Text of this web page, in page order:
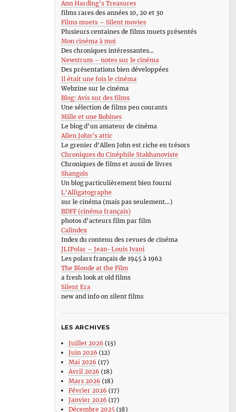
Ann Harding’s Treasures
films rares des années 10, 20 et 30
Films muets – Silent movies
Plusieurs centaines de films muets présentés
Mon cinéma à moi
Des chroniques intéressantes…
Newstrum – notes sur le cinéma
Des présentations bien développées
Il était une fois le cinéma
Webzine sur le cinéma
Blog: Avis sur des films
Une sélection de films peu courants
Mille et une Bobines
Le blog d’un amateur de cinéma
Allen John’s attic
Le grenier d’Allen John est riche en trésors
Chroniques du Cinéphile Stakhanoviste
Chroniques de films et aussi de livres
Shangols
Un blog particulièrement bien fourni
L’Alligatographe
sur le cinéma (mais pas seulement…)
BDFF (cinéma français)
photos d’acteurs film par film
Calindex
Index du contenu des revues de cinéma
JLIPolar – Jean-Louis Ivani
Les polars français de 1945 à 1962
The Blonde at the Film
a fresh look at old films
Silent Era
new and info on silent films
LES ARCHIVES
Juillet 2026 (13)
Juin 2026 (12)
Mai 2026 (17)
Avril 2026 (18)
Mars 2026 (18)
Février 2026 (17)
Janvier 2026 (17)
Décembre 2025(18)